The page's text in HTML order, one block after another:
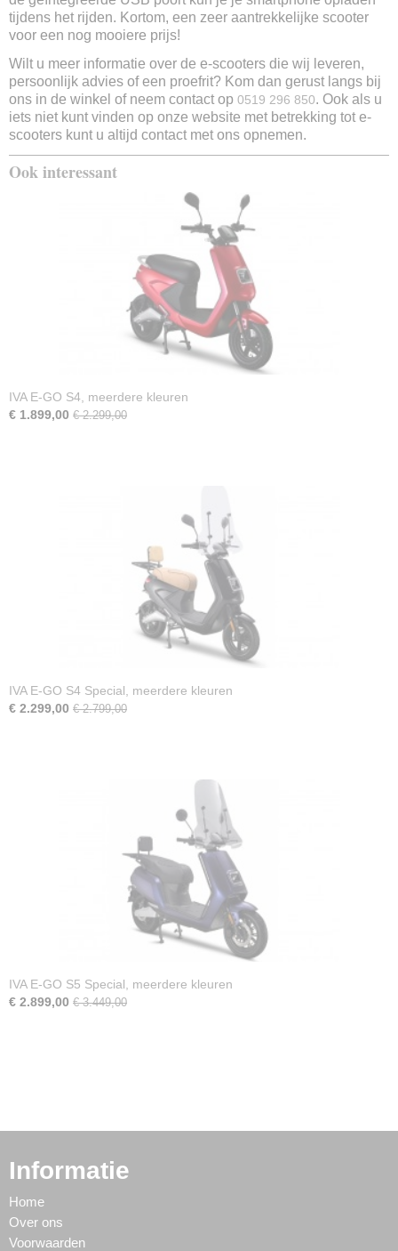
Ja
Stuurslot
Nee
USB poort
Ja
Snelheidsmeter
Ja
Zijstandaard
Middenstandaard
tijdens het rijden. Kortom, een zeer aantrekkelijke scooter
voor een nog mooiere prijs!
Wilt u meer informatie over de e-scooters die wij leveren,
persoonlijk advies of een proefrit? Kom dan gerust langs bij
ons in de winkel of neem contact op 0519 296 850. Ook als u
iets niet kunt vinden op onze website met betrekking tot e-
scooters kunt u altijd contact met ons opnemen.
Ook interessant
IVA E-GO S4, meerdere kleuren
€ 1.899,00 € 2.299,00
IVA E-GO S4 Special, meerdere kleuren
€ 2.299,00 € 2.799,00
IVA E-GO S5 Special, meerdere kleuren
€ 2.899,00 € 3.449,00
Informatie
Home
Over ons
Voorwaarden